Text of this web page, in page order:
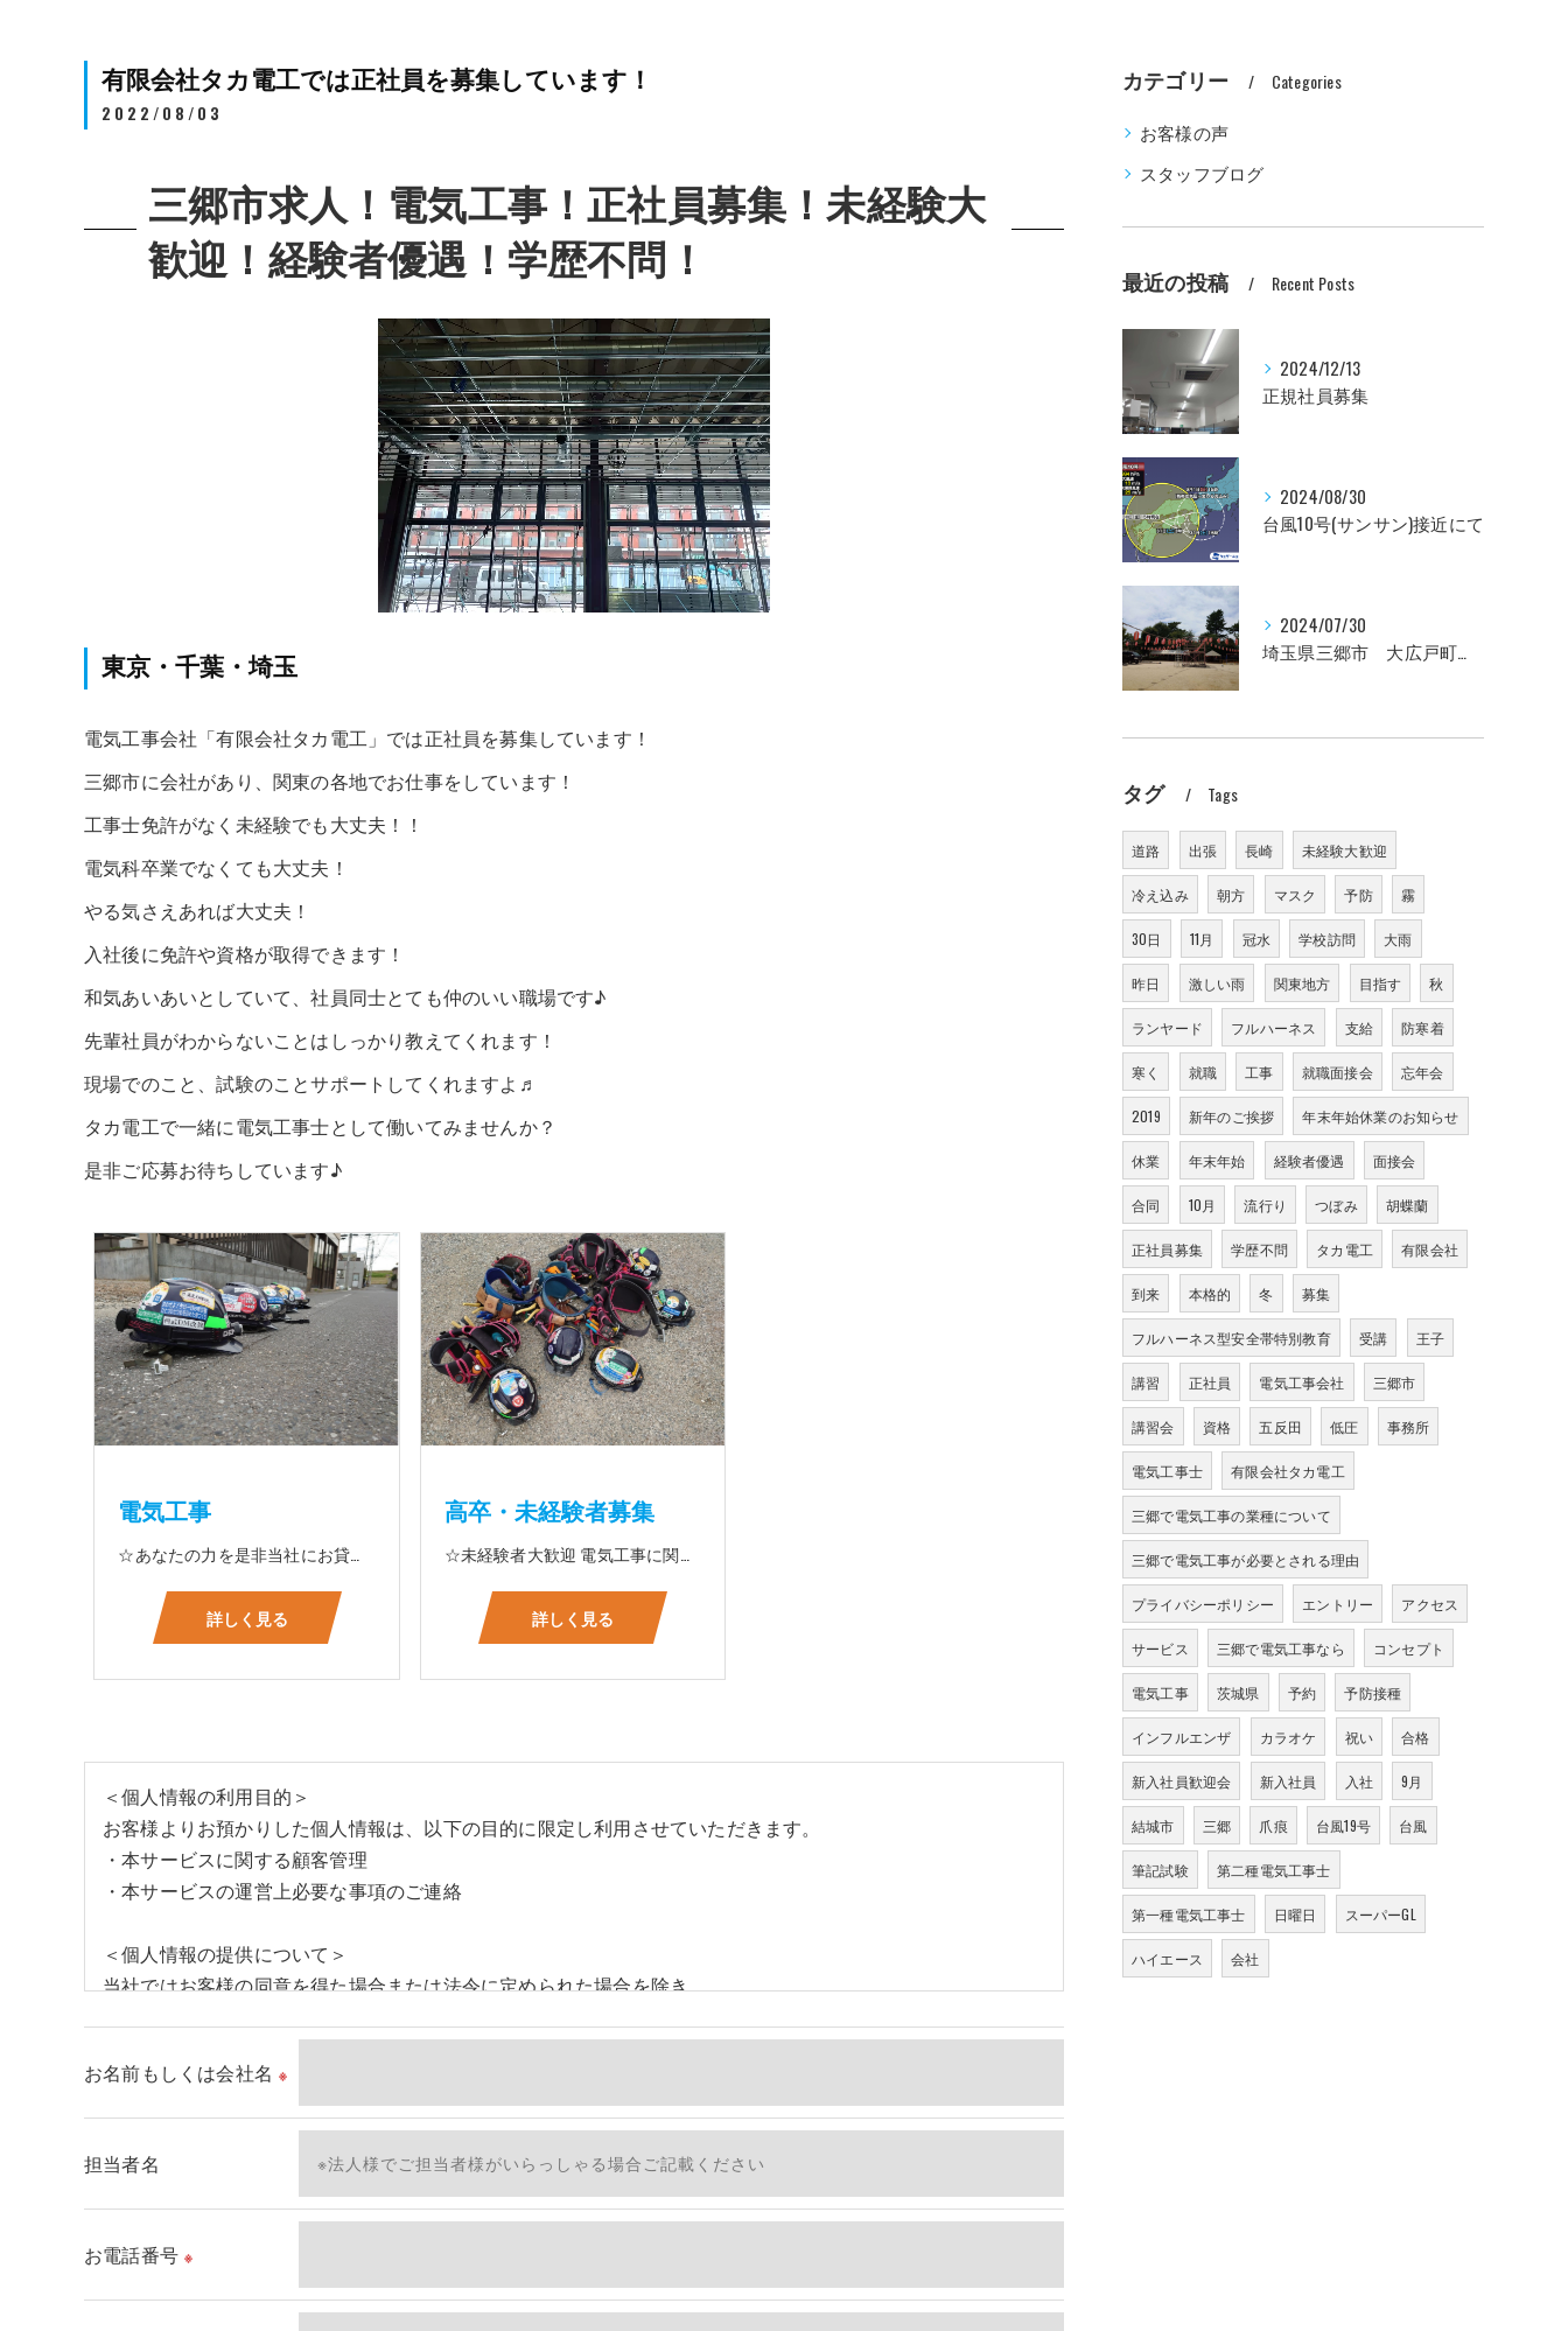
有限会社タカ電工では正社員を募集しています！
2022/08/03
三郷市求人！電気工事！正社員募集！未経験大
歓迎！経験者優遇！学歴不問！
東京・千葉・埼玉
電気工事会社「有限会社タカ電工」では正社員を募集しています！
三郷市に会社があり、関東の各地でお仕事をしています！
工事士免許がなく未経験でも大丈夫！！
電気科卒業でなくても大丈夫！
やる気さえあれば大丈夫！
入社後に免許や資格が取得できます！
和気あいあいとしていて、社員同士とても仲のいい職場です♪
先輩社員がわからないことはしっかり教えてくれます！
現場でのこと、試験のことサポートしてくれますよ♬
タカ電工で一緒に電気工事士として働いてみませんか？
是非ご応募お待ちしています♪
電気工事
☆あなたの力を是非当社にお貸して下さい 電気工事に関する事ならオールマイティに対応しております（室内配線・室外配線、スイッチコンセント取付け、照明器具取付け、配電盤取付け、エアコン取付け、LANケーブル配線、アンテナ取付けなど） 【工具支給致します】 また新品工具と新品作業服を完全支給を致します。 高品質の作業服と工具入社してくれた方には支給致します♪
詳しく見る
高卒・未経験者募集
☆未経験者大歓迎 電気工事に関する事ならオールマイティに対応可能‼幅広く技術を身に付けて頂けます（室内配線・室外配線、スイッチコンセント取付け、照明器具取付け、配電盤取付け、エアコン取付け、LANケーブル配線、アンテナ取付けなど） 先輩社員が一から指導を行うため未経験の方でも安心して働いていただけます♪ ☆資格支援制度あり 実績があるからこそ社内で教習と経験を積んでいただくことで資格を当社で発行できることができます。 【工具支給致します】 また新品工具と新品作業服を完全支給を致します。 高品質の作業服と工具入社してくれた方には支給致します♪
詳しく見る
＜個人情報の利用目的＞
お客様よりお預かりした個人情報は、以下の目的に限定し利用させていただきます。
・本サービスに関する顧客管理
・本サービスの運営上必要な事項のご連絡
＜個人情報の提供について＞
当社ではお客様の同意を得た場合または法令に定められた場合を除き、
＜個人情報の委託について＞
当社では、利用目的の達成に必要な範囲において、個人情報を外部に委託する場合があります。
＜個人情報の安全管理＞
＜個人情報を与えなかった場合に生じる結果＞
お名前もしくは会社名 ※
担当者名
お電話番号 ※
カテゴリー Categories
お客様の声
スタッフブログ
最近の投稿 Recent Posts
2024/12/13
正規社員募集
2024/08/30
台風10号(サンサン)接近にて
2024/07/30
埼玉県三郷市 大広戸町会納涼盆踊り大会のお知らせ 2024
タグ Tags
道路 出張 長崎 未経験大歓迎
冷え込み 朝方 マスク 予防 霧
30日 11月 冠水 学校訪問 大雨
昨日 激しい雨 関東地方 目指す 秋
ランヤード フルハーネス 支給 防寒着
寒く 就職 工事 就職面接会 忘年会
2019 新年のご挨拶 年末年始休業のお知らせ
休業 年末年始 経験者優遇 面接会
合同 10月 流行り つぼみ 胡蝶蘭
正社員募集 学歴不問 タカ電工 有限会社
到来 本格的 冬 募集
フルハーネス型安全帯特別教育 受講 王子
講習 正社員 電気工事会社 三郷市
講習会 資格 五反田 低圧 事務所
電気工事士 有限会社タカ電工
三郷で電気工事の業種について
三郷で電気工事が必要とされる理由
プライバシーポリシー エントリー アクセス
サービス 三郷で電気工事なら コンセプト
電気工事 茨城県 予約 予防接種
インフルエンザ カラオケ 祝い 合格
新入社員歓迎会 新入社員 入社 9月
結城市 三郷 爪痕 台風19号 台風
筆記試験 第二種電気工事士
第一種電気工事士 日曜日 スーパーGL
ハイエース 会社